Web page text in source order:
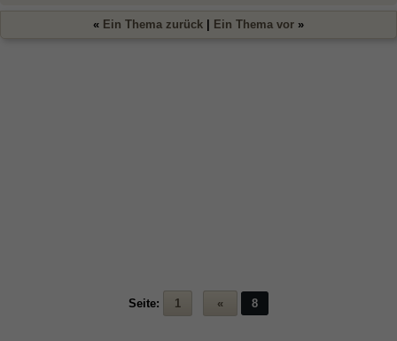
« Ein Thema zurück | Ein Thema vor »
Seite: 1 « 8